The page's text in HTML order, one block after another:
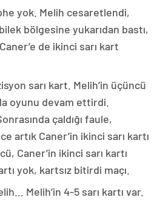
yok. Melih cesaretlendi,
bölgesine yukarıdan bastı,
de ikinci sarı kart
sarı kart. Melih’in üçüncü
oyunu devam ettirdi.
çaldığı faule,
artık Caner’in ikinci sarı kartı
Caner’in ikinci sarı kartı
yok, kartsız bitirdi maçı.
Melih’in 4-5 sarı kartı var.